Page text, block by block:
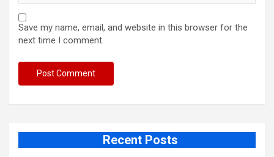
Save my name, email, and website in this browser for the
next time I comment.
Recent Posts